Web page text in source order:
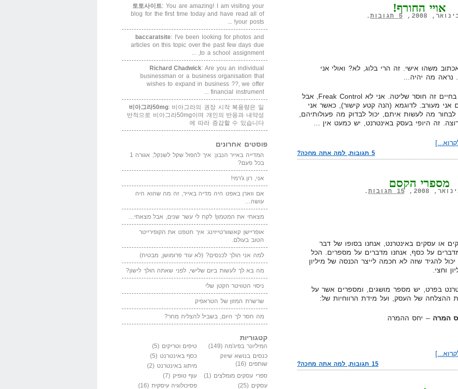
אויי החורף!
5 תגובות .
משהו אישי. זה הרי בלוג, לא? ואולי אני
נראה מה יהיה…
איך הדברים שאני הכי שונא בחיים זה חוסר שליטה. אני לא Freak Control, אבל
אני מעורב. לדוגמא (הנה קטע קישור), כאשר אני
לבחור מה לעשות איתם, יכול לבדוק מה פעולותיהם,
זה היופי בעסק באינטרנט, יש כמעט אין …
5 תגובות, למה אתה מחכה?
מספרי הקסם
15 תגובות .
או עסקים באינטרנט, אנחנו בסופו של דבר
על כסף, אנחנו מדברים על מספרים. הכל
להגיד שזה לא חכמה לייצר הכנסה של מיליון
וחצי.
בפרט, יש מספר מושגים, ומספרים אשר על
ההצלחה של העסק, ועל מידת הרווחיות של:
– יחס ההמרה
15 תגובות, למה אתה מחכה?
토토사이트: You are amazing! I am visiting your
blog for the first time today and have read all of
your posts! ...
baccaratsite: I've been looking for photos and
articles on this topic over the past few days due
to a school assignment, ...
Richard Chadwick: Are you an individual
businessman or a business organisation that
wishes to expand in business ??, we offer
financial instrument ...
비아그라50mg: 비아그라의 권장 시작 복용량은 일
반적으로 비아그라50mg이며 개인의 반응과 내약성
에 따라 증감할 수 있습니다
פוסטים אחרונים
המדייה באייר הנבון: איך להפול שקל לשנקל; אגורה 1
בכל פעם?
אני, רון ג'רמי!
אם ווארן באפט היה מדיה באייר, זה מה שהוא היה
עושה…
מצאתי את המטמון! לקח לי עשר שנים, אבל מצאתי…
אופריישן קאשוורטייזינג: איך חטפנו את הקופירייטר
הטוב בעולם.
למה אני הולך לכנסים? (לא עוד פרומושן, מבטיח)
מה בא לך לעשות ביום שלישי, לפני שאתה הולך לישון?
ניסוי הטוויטר הקטן שלי
שרשרת המזון של הטראפיק
מה חסר לך היום, בשביל להצליח מחר?
קטגוריות
המיליונר בפיג'מה (149) טיפים וטריקים (5)
כנסים בנושא שיווק
שותפים (16)
כסף באינטרנט (5)
מיתוג באינטרנט (2)
ספרי עסקים מומלצים (1) עוף טופיק (7)
עסקים (25) פסיכולוגיה עיסקית (16)